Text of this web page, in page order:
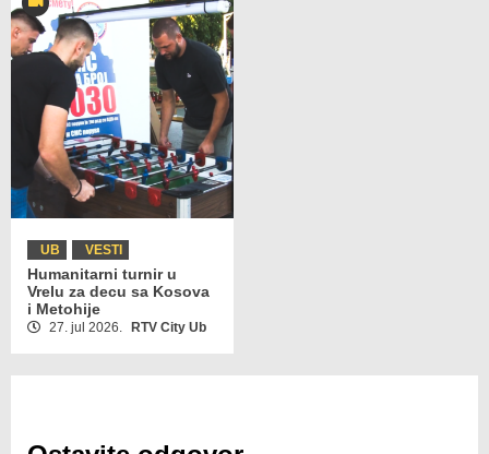
UB VESTI
Humanitarni turnir u
Vrelu za decu sa Kosova
i Metohije
27. jul 2026. RTV City Ub